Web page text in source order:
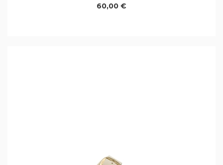
60,00 €